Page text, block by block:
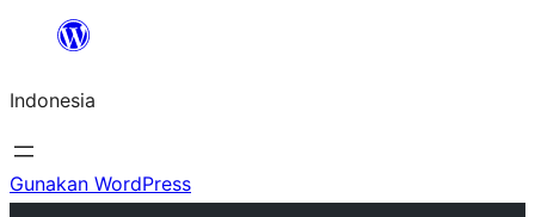
Lewati
konten
Indonesia
Gunakan WordPress